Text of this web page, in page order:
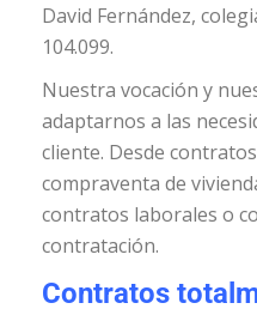
David Fernández,
104.099.
Nuestra vocación y
adaptarnos a las
cliente. Desde
compraventa de
contratos laborales o
contratación.
Contratos